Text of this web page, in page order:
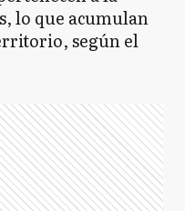
lo que acumulan
según el